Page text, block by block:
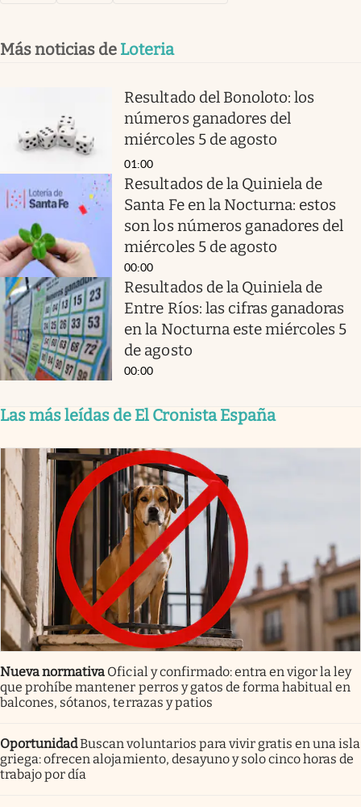
Más noticias de Loteria
Resultado del Bonoloto: los
números ganadores del
miércoles 5 de agosto
01:00
Resultados de la Quiniela de
Santa Fe en la Nocturna: estos
son los números ganadores del
miércoles 5 de agosto
00:00
Resultados de la Quiniela de
Entre Ríos: las cifras ganadoras
en la Nocturna este miércoles 5
de agosto
00:00
Las más leídas de El Cronista España
Nueva normativa Oficial y confirmado: entra en vigor la ley
que prohíbe mantener perros y gatos de forma habitual en
balcones, sótanos, terrazas y patios
OportunidadBuscan voluntarios para vivir gratis en una isla
griega: ofrecen alojamiento, desayuno y solo cinco horas de
trabajo por día